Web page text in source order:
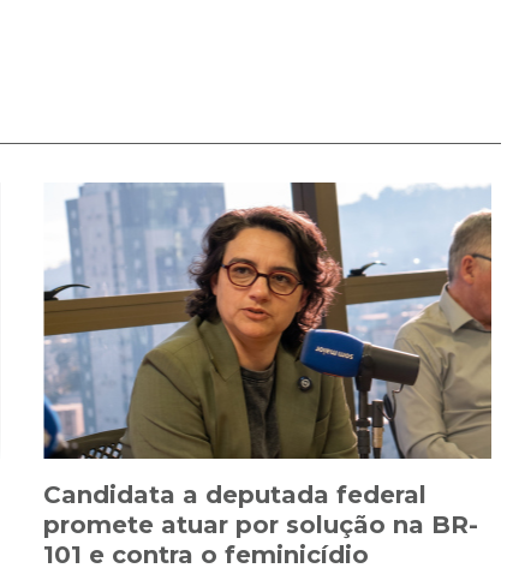
Candidata a deputada federal
promete atuar por solução na BR-
101 e contra o feminicídio